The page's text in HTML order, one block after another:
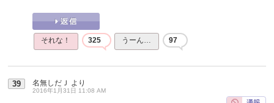
それな！ 325 うーん… 97
39 名無しだＪ より
2016年1月31日 11:08 AM